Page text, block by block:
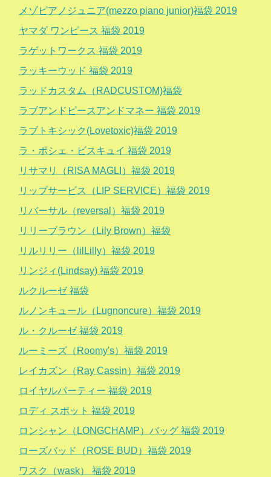
メゾピアノジュニア(mezzo piano junior)福袋 2019
ヤマダ ワンピース 福袋 2019
ラゲットワークス 福袋 2019
ラッキーウッド 福袋 2019
ラッドカスタム（RADCUSTOM)福袋
ラブアンドピースアンドマネー 福袋 2019
ラブトキシック(Lovetoxic)福袋 2019
ラ・ポシェ・ビスキュイ 福袋 2019
リサマリ（RISA MAGLI）福袋 2019
リップサービス（LIP SERVICE）福袋 2019
リバーサル（reversal）福袋 2019
リリーブラウン（Lily Brown）福袋
リルリリー（lilLilly）福袋 2019
リンジィ(Lindsay) 福袋 2019
ルクルーゼ 福袋
ルノンキュール（Lugnoncure）福袋 2019
ル・クルーゼ 福袋 2019
ルーミーズ（Roomy's）福袋 2019
レイカズン（Ray Cassin）福袋 2019
ロイヤルパーティー 福袋 2019
ロディ スポット 福袋 2019
ロンシャン（LONGCHAMP）バッグ 福袋 2019
ローズバッド（ROSE BUD）福袋 2019
ワスク（wask） 福袋 2019